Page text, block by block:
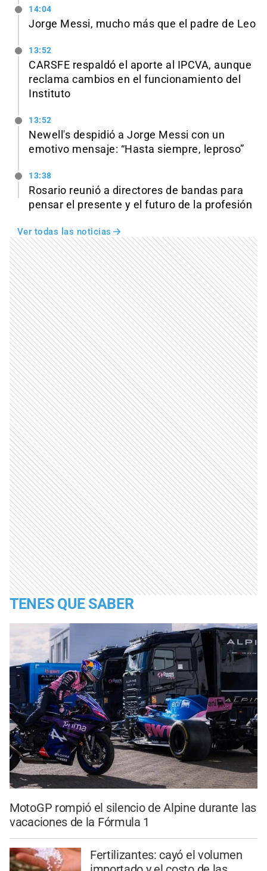
14:04
Jorge Messi, mucho más que el padre de Leo
13:52
CARSFE respaldó el aporte al IPCVA, aunque
reclama cambios en el funcionamiento del
Instituto
13:52
Newell's despidió a Jorge Messi con un
emotivo mensaje: “Hasta siempre, leproso”
13:38
Rosario reunió a directores de bandas para
pensar el presente y el futuro de la profesión
Ver todas las noticias
TENES QUE SABER
MotoGP rompió el silencio de Alpine durante las
vacaciones de la Fórmula 1
Fertilizantes: cayó el volumen